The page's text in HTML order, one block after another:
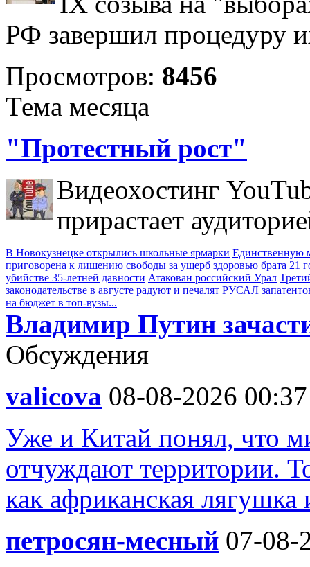
РФ завершил процедуру
Просмотров: 8456
Тема месяца
"Протестный рост"
Видеохостинг
прирастает
В Новокузнецке открылись школьные ярмарки Единственную
приговорена к лишению свободы за ущерб здоровью брата 21
убийстве 35-летней давности Атакован российский Урал
законодательстве в августе радуют и печалят РУСАЛ
на бюджет в топ-вузы...
Владимир Путин
Обсуждения
valicova 08-08-2026 00:37
Уже и Китай понял, что
отчуждают территории.
как африканская лягушка
петросян-месный 07-08-